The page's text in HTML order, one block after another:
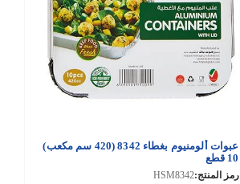
عبوات ألومنيوم بغطاء 8342 (420 سم مكعب)
10 قطع
رمز المنتج:HSM8342